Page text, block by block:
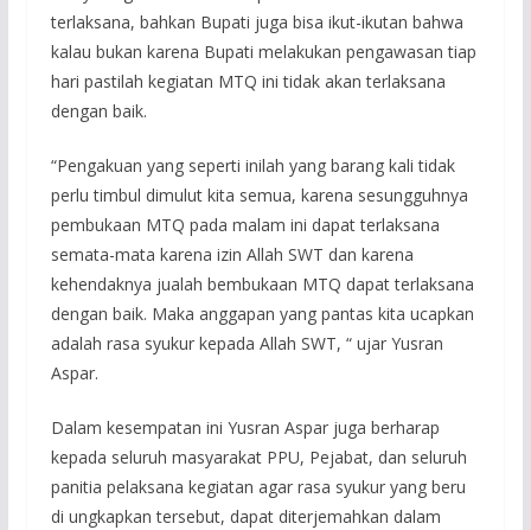
terlaksana, bahkan Bupati juga bisa ikut-ikutan bahwa
kalau bukan karena Bupati melakukan pengawasan tiap
hari pastilah kegiatan MTQ ini tidak akan terlaksana
dengan baik.
“Pengakuan yang seperti inilah yang barang kali tidak
perlu timbul dimulut kita semua, karena sesungguhnya
pembukaan MTQ pada malam ini dapat terlaksana
semata-mata karena izin Allah SWT dan karena
kehendaknya jualah bembukaan MTQ dapat terlaksana
dengan baik. Maka anggapan yang pantas kita ucapkan
adalah rasa syukur kepada Allah SWT, “ ujar Yusran
Aspar.
Dalam kesempatan ini Yusran Aspar juga berharap
kepada seluruh masyarakat PPU, Pejabat, dan seluruh
panitia pelaksana kegiatan agar rasa syukur yang beru
di ungkapkan tersebut, dapat diterjemahkan dalam